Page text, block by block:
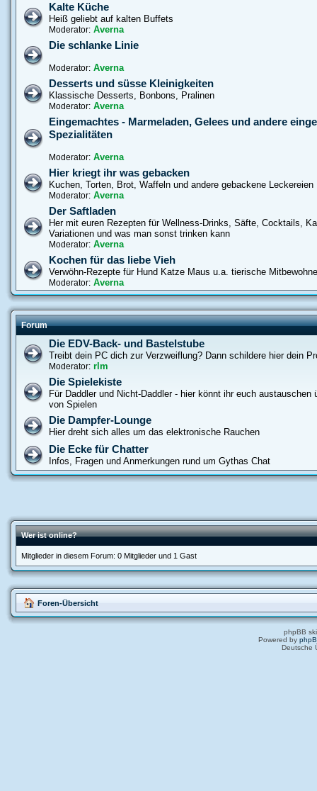
Kalte Küche
Heiß geliebt auf kalten Buffets
Moderator: Averna
Die schlanke Linie
Moderator: Averna
Desserts und süsse Kleinigkeiten
Klassische Desserts, Bonbons, Pralinen
Moderator: Averna
Eingemachtes - Marmeladen, Gelees und andere
Spezialitäten
Moderator: Averna
Hier kriegt ihr was gebacken
Kuchen, Torten, Brot, Waffeln und andere gebackene Leckereien
Moderator: Averna
Der Saftladen
Her mit euren Rezepten für Wellness-Drinks, Säfte, Cocktails,
Variationen und was man sonst trinken kann
Moderator: Averna
Kochen für das liebe Vieh
Verwöhn-Rezepte für Hund Katze Maus u.a. tierische
Moderator: Averna
Forum
Die EDV-Back- und Bastelstube
Treibt dein PC dich zur Verzweiflung? Dann schildere hier dein
Moderator: rlm
Die Spielekiste
Für Daddler und Nicht-Daddler - hier könnt ihr euch austauschen
von Spielen
Die Dampfer-Lounge
Hier dreht sich alles um das elektronische Rauchen
Die Ecke für Chatter
Infos, Fragen und Anmerkungen rund um Gythas Chat
Wer ist online?
Mitglieder in diesem Forum: 0 Mitglieder und 1 Gast
Foren-Übersicht
phpBB
Powered by
Deutsche